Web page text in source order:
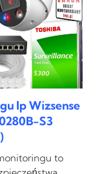
Ip Wizsense
S3
to